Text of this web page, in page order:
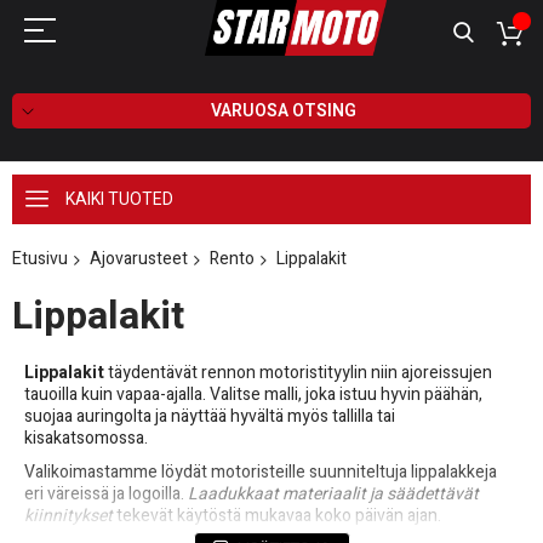
VARUOSA OTSING
KAIKI TUOTED
Etusivu Ajovarusteet Rento Lippalakit
Lippalakit
Lippalakittäydentävät rennon motoristityylin niin ajoreissujen
tauoilla kuin vapaa-ajalla. Valitse malli, joka istuu hyvin päähän,
suojaa auringolta ja näyttää hyvältä myös tallilla tai
kisakatsomossa.
Valikoimastamme löydät motoristeille suunniteltuja lippalakkeja
eri väreissä ja logoilla. Laadukkaat materiaalit ja säädettävät
kiinnityksettekevät käytöstä mukavaa koko päivän ajan.